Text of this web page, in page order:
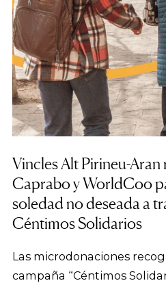
Vincles Alt Pirineu-Aran
Caprabo y WorldCoo
soledad no deseada a
Céntimos Solidarios
Las microdonaciones
campaña “Céntimos